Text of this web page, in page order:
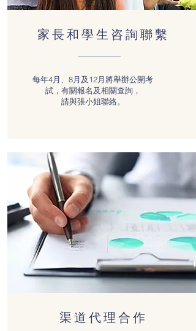
家長和學生咨詢聯繫
每年4月、8月及12月將舉辦公開考
試，有關報名及相關查詢，
請與張小姐聯絡。
渠道代理合作